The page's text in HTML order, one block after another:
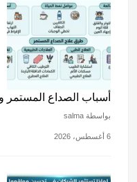
أسباب الصداع
بواسطة salma
6 أغسطس، 2026